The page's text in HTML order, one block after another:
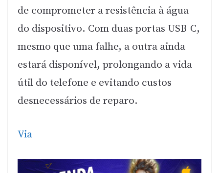
de comprometer a resistência à água
do dispositivo. Com duas portas USB-C,
mesmo que uma falhe, a outra ainda
estará disponível, prolongando a vida
útil do telefone e evitando custos
desnecessários de reparo.
Via